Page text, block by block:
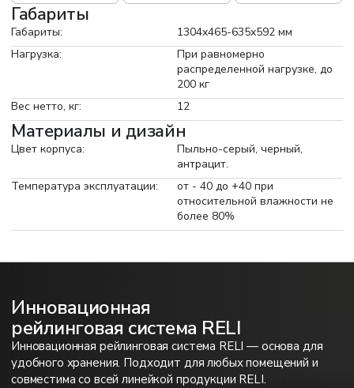
Габариты
Габариты:
1304x465-635x592 мм
Нагрузка:
При равномерно
распределенной нагрузке, до
200 кг
Вес нетто, кг:
12
Материалы и дизайн
Цвет корпуса:
Пыльно-серый, черный,
антрацит.
Температура эксплуатации:
от - 40 до +40 при
относительной влажности не
более 80%
Инновационная
рейлинговая система RELI
Инновационная рейлинговая система RELI — основа для
удобного хранения. Подходит для любых помещений и
совместима со всей линейкой продукции RELI.